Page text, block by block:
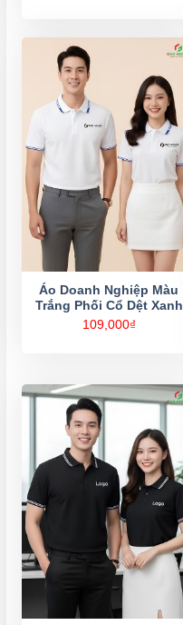
Áo Doanh Nghiệp Màu
Trắng Phối Cổ Dệt Xanh
109,000₫